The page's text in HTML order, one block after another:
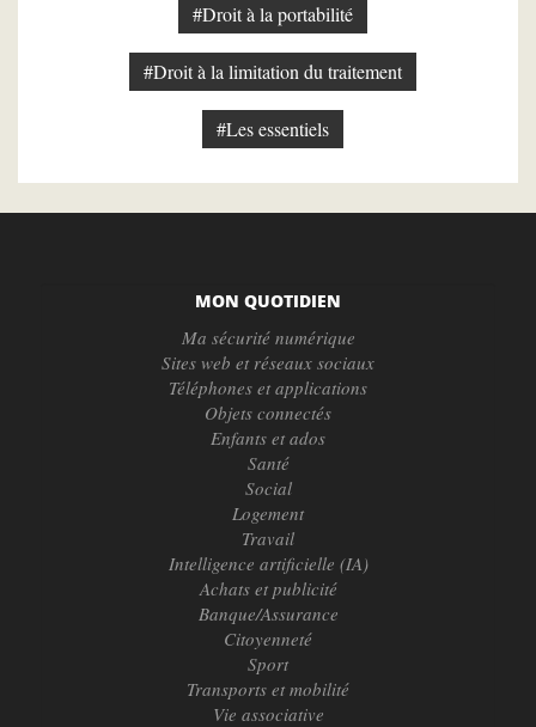
#Droit à la portabilité
#Droit à la limitation du traitement
#Les essentiels
MON QUOTIDIEN
Ma sécurité numérique
Sites web et réseaux sociaux
Téléphones et applications
Objets connectés
Enfants et ados
Santé
Social
Logement
Travail
Intelligence artificielle (IA)
Achats et publicité
Banque/Assurance
Citoyenneté
Sport
Transports et mobilité
Vie associative